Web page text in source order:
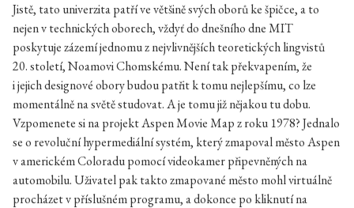
Jistě, tato univerzita patří ve většině svých oborů ke špičce, a to
nejen v technických oborech, vždyť do dnešního dne MIT
poskytuje zázemí jednomu z nejvlivnějších teoretických lingvistů
20. století, Noamovi Chomskému. Není tak překvapením, že
i jejich designové obory budou patřit k tomu nejlepšímu, co lze
momentálně na světě studovat. A je tomu již nějakou tu dobu.
Vzpomenete si na projekt Aspen Movie Map z roku 1978? Jednalo
se o revoluční hypermediální systém, který zmapoval město Aspen
v americkém Coloradu pomocí videokamer připevněných na
automobilu. Uživatel pak takto zmapované město mohl virtuálně
procházet v příslušném programu, a dokonce po kliknutí na